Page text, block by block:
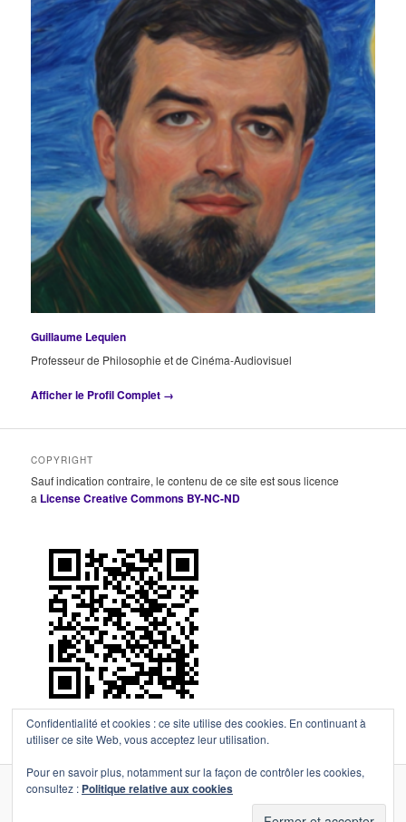
Guillaume Lequien
Professeur de Philosophie et de Cinéma-Audiovisuel
Afficher le Profil Complet →
COPYRIGHT
Sauf indication contraire, le contenu de ce site est sous licence
a License Creative Commons BY-NC-ND
Fièrement propulsé par WordPress
Confidentialité et cookies : ce site utilise des cookies. En continuant à
utiliser ce site Web, vous acceptez leur utilisation.
Pour en savoir plus, notamment sur la façon de contrôler les cookies,
consultez : Politique relative aux cookies